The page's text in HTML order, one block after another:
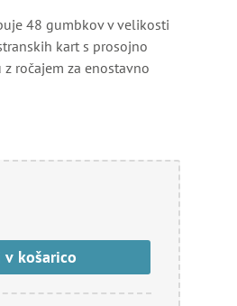
48 gumbkov v velikosti
kart s prosojno
ročajem za enostavno
v košarico